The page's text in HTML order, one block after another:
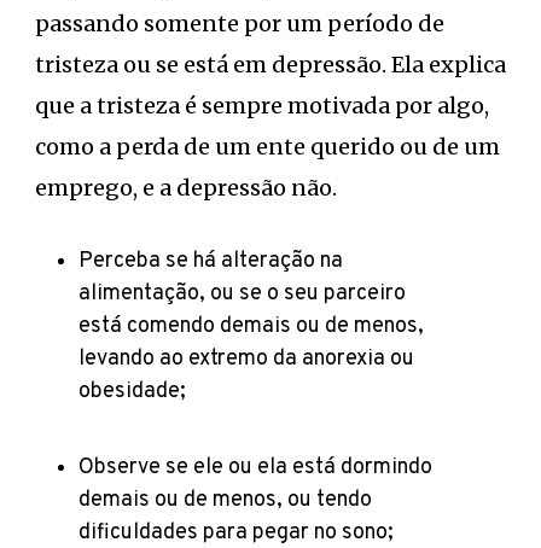
passando somente por um período de
tristeza ou se está em depressão. Ela explica
que a tristeza é sempre motivada por algo,
como a perda de um ente querido ou de um
emprego, e a depressão não.
Perceba se há alteração na
alimentação, ou se o seu parceiro
está comendo demais ou de menos,
levando ao extremo da anorexia ou
obesidade;
Observe se ele ou ela está dormindo
demais ou de menos, ou tendo
dificuldades para pegar no sono;